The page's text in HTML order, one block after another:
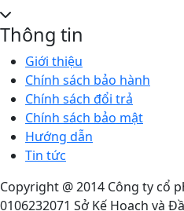
Thông tin
Giới thiệu
Chính sách bảo hành
Chính sách đổi trả
Chính sách bảo mật
Hướng dẫn
Tin tức
Copyright @ 2014 Công ty cổ
0106232071 Sở Kế Hoạch và